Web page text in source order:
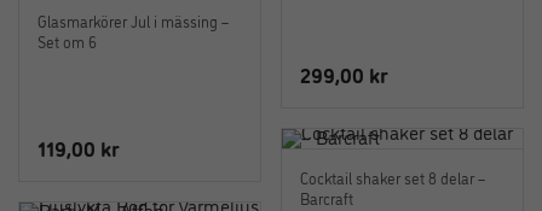
299,00 kr
Glasmarkörer Jul i mässing –
Set om 6
119,00 kr
Cocktail shaker set 8 delar –
Barcraft